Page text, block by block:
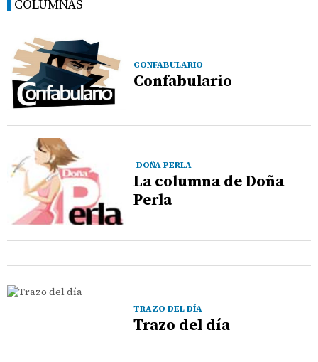
COLUMNAS
CONFABULARIO
Confabulario
DOÑA PERLA
La columna de Doña
Perla
TRAZO DEL DÍA
Trazo del día